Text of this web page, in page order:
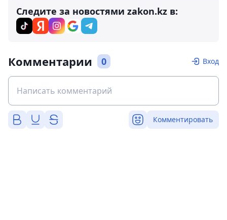
Следите за новостями zakon.kz в:
Комментарии 0 Вход
Комментировать